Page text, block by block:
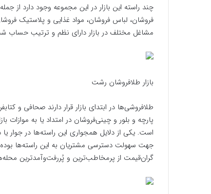
چند راسته این بازار در این مجموعه وجود دارد از
فروشان، لباس فروشان، مواد غذایی و پلاستیک
مشاغل مختلف در بازار دارای نظم و ترتیب حساب
بازار طلافروشان رشت
طلافروشی‌ها در ابتدای بازار قرار دارند صحافی و
پارچه و بلور و چینی‌فروشان در امتداد یا به موازات
است. یکی از دلایل همجواری این راسته‌ها در جوار
جهت سهولت دسترسی مشتریان به این راسته‌ها
گران‌قیمت از پرمخاطب‌ترین و پُررفت‌وآمدترین